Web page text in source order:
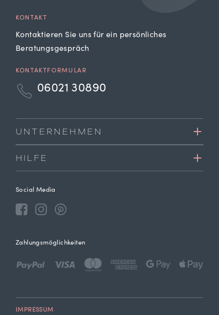
KONTAKT
Kontaktieren Sie uns für ein persönliches
Beratungsgespräch
KONTAKTFORMULAR
06021 30890
UNTERNEHMEN
HILFE
Social Media
Zahlungsmöglichkeiten
IMPRESSUM